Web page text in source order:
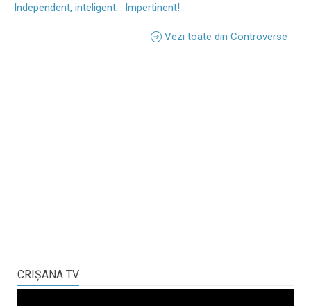
Independent, inteligent... Impertinent!
Vezi toate din Controverse
CRIŞANA TV